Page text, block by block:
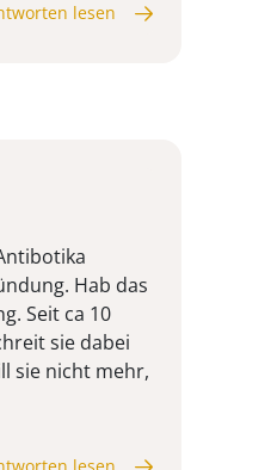
lesen
Hab das
Seit ca 10
sie dabei
sie nicht mehr,